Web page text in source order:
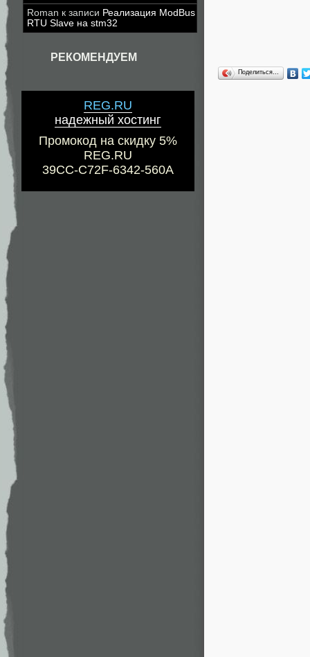
Roman к записи Реализация ModBus
RTU Slave на stm32
РЕКОМЕНДУЕМ
REG.RU
надежный хостинг
Промокод на скидку 5%
REG.RU
39CC-C72F-6342-560A
Поделиться…